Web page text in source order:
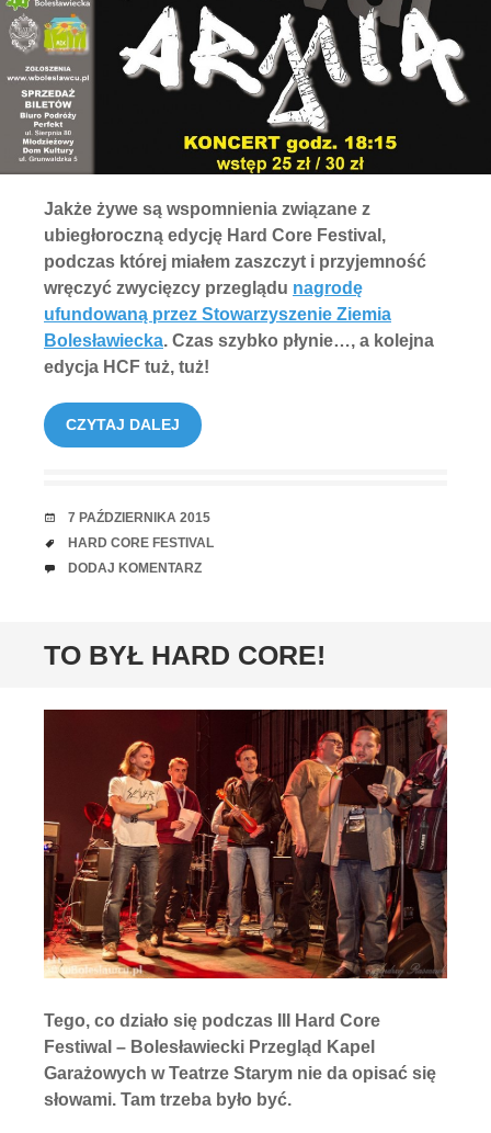
Jakże żywe są wspomnienia związane z
ubiegłoroczną edycję Hard Core Festival,
podczas której miałem zaszczyt i przyjemność
wręczyć zwycięzcy przeglądu nagrodę
ufundowaną przez Stowarzyszenie Ziemia
Bolesławiecka. Czas szybko płynie…, a kolejna
edycja HCF tuż, tuż!
CZYTAJ DALEJ
RANDKA
7 PAŹDZIERNIKA 2015
TAGI
HARD CORE FESTIVAL
UWAGI
DODAJ KOMENTARZ
TO BYŁ HARD CORE!
Tego, co działo się podczas III Hard Core
Festiwal – Bolesławiecki Przegląd Kapel
Garażowych w Teatrze Starym nie da opisać się
słowami. Tam trzeba było być.